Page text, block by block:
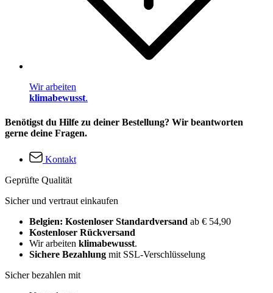
Wir arbeiten
klimabewusst.
Benötigst du Hilfe zu deiner Bestellung? Wir beantworten
gerne deine Fragen.
Kontakt
Geprüfte Qualität
Sicher und vertraut einkaufen
Belgien: Kostenloser Standardversand ab € 54,90
Kostenloser Rückversand
Wir arbeiten klimabewusst.
Sichere Bezahlung mit SSL-Verschlüsselung
Sicher bezahlen mit